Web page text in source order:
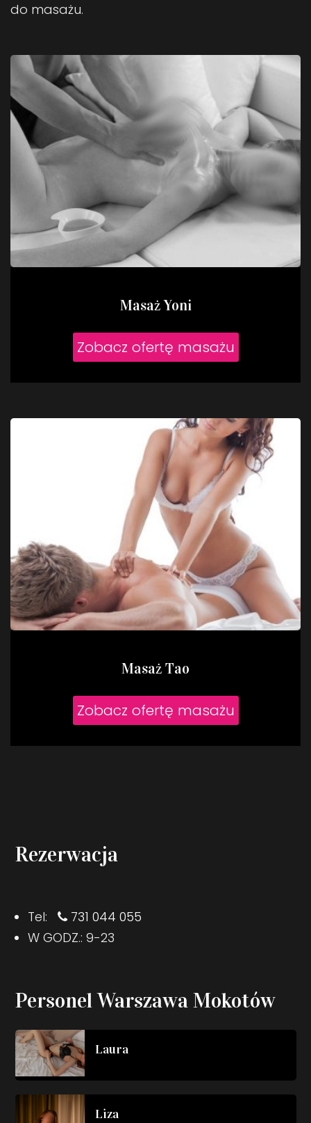
do masażu.
Masaż Yoni
Zobacz ofertę masażu
Masaż Tao
Zobacz ofertę masażu
Rezerwacja
Tel:
731 044 055
W GODZ.: 9-23
Personel Warszawa Mokotów
Laura
Liza